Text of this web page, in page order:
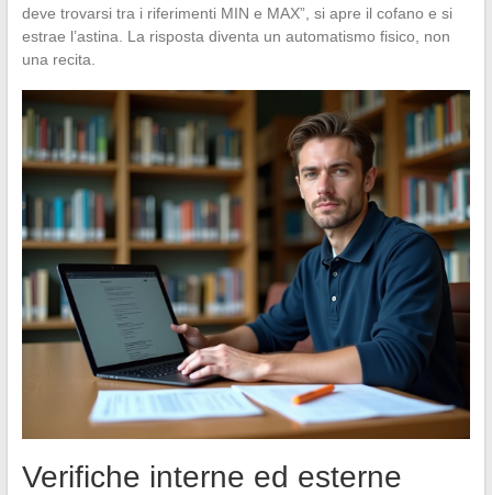
deve trovarsi tra i riferimenti MIN e MAX”, si apre il cofano e si
estrae l’astina. La risposta diventa un automatismo fisico, non
una recita.
Verifiche interne ed esterne